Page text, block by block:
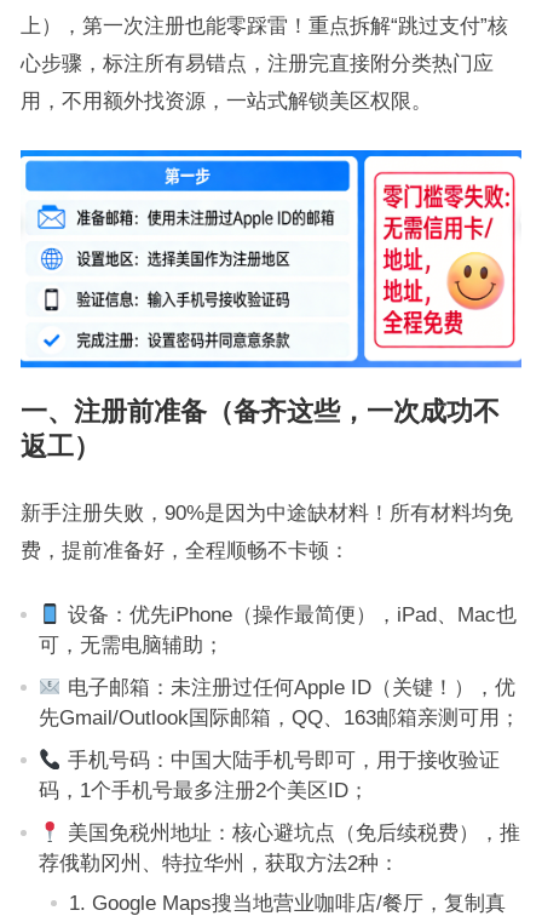
上），第一次注册也能零踩雷！重点拆解“跳过支付”核
心步骤，标注所有易错点，注册完直接附分类热门应
用，不用额外找资源，一站式解锁美区权限。
一、注册前准备（备齐这些，一次成功不
返工）
新手注册失败，90%是因为中途缺材料！所有材料均免
费，提前准备好，全程顺畅不卡顿：
设备：优先iPhone（操作最简便），iPad、Mac也
可，无需电脑辅助；
电子邮箱：未注册过任何Apple ID（关键！），优
先Gmail/Outlook国际邮箱，QQ、163邮箱亲测可用；
手机号码：中国大陆手机号即可，用于接收验证
码，1个手机号最多注册2个美区ID；
美国免税州地址：核心避坑点（免后续税费），推
荐俄勒冈州、特拉华州，获取方法2种：
1. Google Maps搜当地营业咖啡店/餐厅，复制真